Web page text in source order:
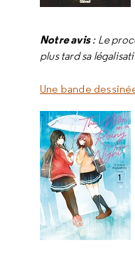
Notre avis: Le
plus tard sa
Une bande